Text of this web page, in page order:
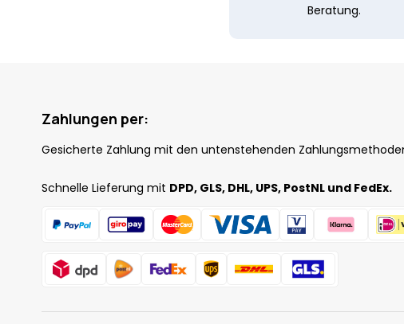
Beratung.
Zahlungen per:
Gesicherte Zahlung mit den untenstehenden
Schnelle Lieferung mit DPD, GLS, DHL, UPS, PostNL und FedEx.